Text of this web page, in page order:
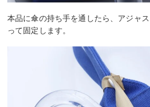
本品に傘の持ち手を通したら、アジャ
って固定します。